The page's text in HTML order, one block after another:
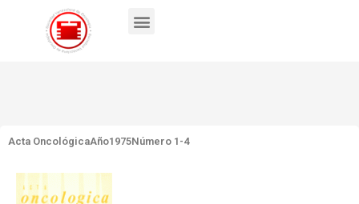
Acta OncológicaAño1975Número 1-4